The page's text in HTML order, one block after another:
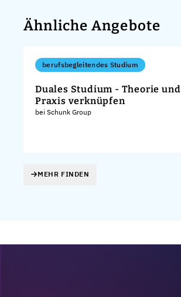
Ähnliche Angebote
berufsbegleitendes Studium
Duales Studium - Theorie und
Praxis verknüpfen
bei Schunk Group
MEHR FINDEN